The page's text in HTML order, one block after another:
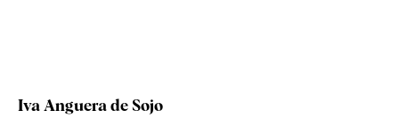
Iva Anguera de Sojo